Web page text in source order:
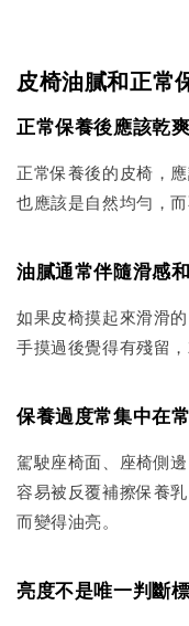
皮椅油膩和正常
正常保養後應該乾
正常保養後的皮椅，
也應該是自然均勻，
油膩通常伴隨滑感
如果皮椅摸起來滑滑
手摸過後覺得有殘留
保養過度常集中在
駕駛座椅面、座椅側
容易被反覆補擦保養
而變得油亮。
亮度不是唯一判斷